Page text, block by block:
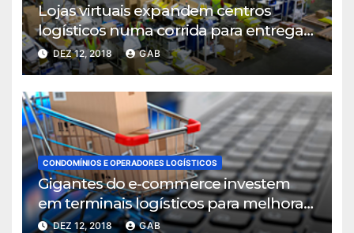
Lojas virtuais expandem centros
logísticos numa corrida para entregar
mais rápido
DEZ 12, 2018 GAB
CONDOMÍNIOS E OPERADORES LOGÍSTICOS
Gigantes do e-commerce investem
em terminais logísticos para melhorar
ritmo de entregas
DEZ 12, 2018 GAB